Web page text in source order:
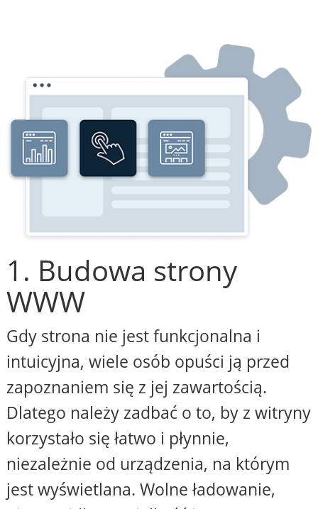
1. Budowa strony
WWW
Gdy strona nie jest funkcjonalna i
intuicyjna, wiele osób opuści ją przed
zapoznaniem się z jej zawartością.
Dlatego należy zadbać o to, by z witryny
korzystało się łatwo i płynnie,
niezależnie od urządzenia, na którym
jest wyświetlana. Wolne ładowanie,